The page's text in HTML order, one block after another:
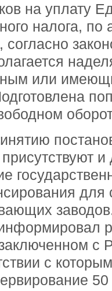
на уплату
налога, по
или
для
с
с